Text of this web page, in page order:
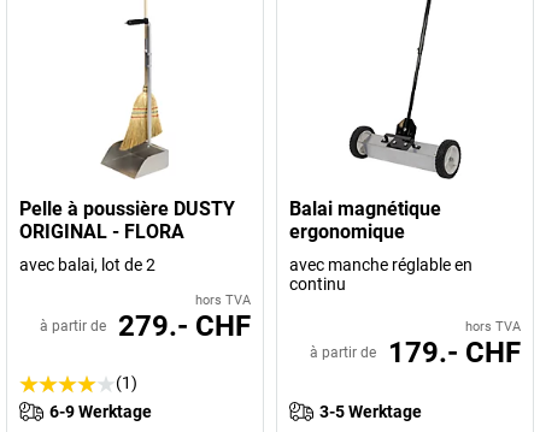
Pelle à poussière DUSTY
ORIGINAL - FLORA
avec balai, lot de 2
hors TVA
à partir de 279.- CHF
(1)
6-9 Werktage
Balai magnétique
ergonomique
avec manche réglable en
continu
hors TVA
à partir de 179.- CHF
3-5 Werktage